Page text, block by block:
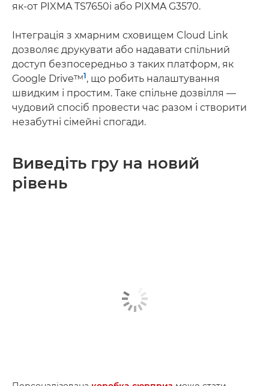
як-от PIXMA TS7650i або PIXMA G3570.
Інтеграція з хмарним сховищем Cloud Link
дозволяє друкувати або надавати спільний
доступ безпосередньо з таких платформ, як
Google Drive™1, що робить налаштування
швидким і простим. Таке спільне дозвілля —
чудовий спосіб провести час разом і створити
незабутні сімейні спогади.
Виведіть гру на новий
рівень